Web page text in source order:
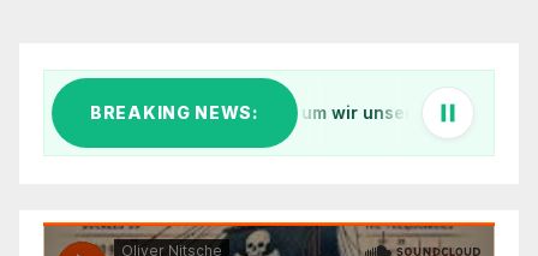
BREAKING NEWS:
Schiff im digitalen Äther: Warum wir unsere IT-Infrastruktur
1.